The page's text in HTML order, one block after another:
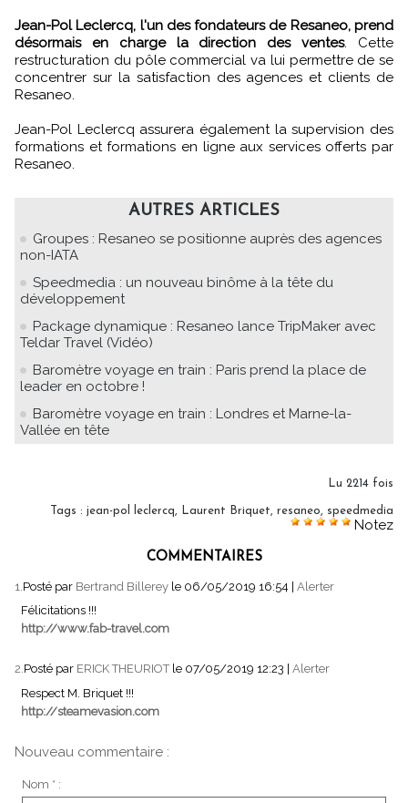
Jean-Pol Leclercq, l'un des fondateurs de Resaneo, prend
désormais en charge la direction des ventes. Cette
restructuration du pôle commercial va lui permettre de se
concentrer sur la satisfaction des agences et clients de
Resaneo.
Jean-Pol Leclercq assurera également la supervision des
formations et formations en ligne aux services offerts par
Resaneo.
AUTRES ARTICLES
Groupes : Resaneo se positionne auprès des agences
non-IATA
Speedmedia : un nouveau binôme à la tête du
développement
Package dynamique : Resaneo lance TripMaker avec
Teldar Travel (Vidéo)
Baromètre voyage en train : Paris prend la place de
leader en octobre !
Baromètre voyage en train : Londres et Marne-la-
Vallée en tête
Lu 2214 fois
Tags : jean-pol leclercq, Laurent Briquet, resaneo, speedmedia
Notez
COMMENTAIRES
1. Posté par Bertrand Billerey le 06/05/2019 16:54 | Alerter
Félicitations !!!
http://www.fab-travel.com
2. Posté par ERICK THEURIOT le 07/05/2019 12:23
Alerter
Respect M. Briquet !!!
http://steamevasion.com
Nouveau commentaire :
Nom * :